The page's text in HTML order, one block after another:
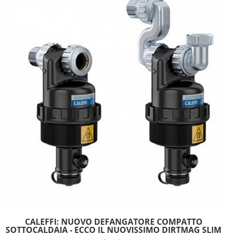
CALEFFI: NUOVO DEFANGATORE COMPATTO
SOTTOCALDAIA - ECCO IL NUOVISSIMO DIRTMAG SLIM